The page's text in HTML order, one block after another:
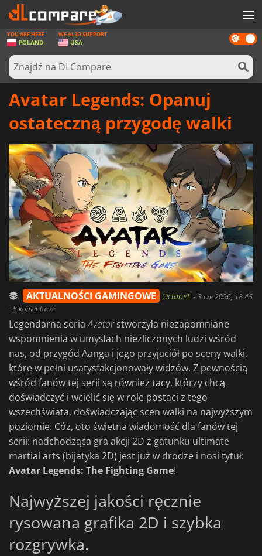
GRY
KARTY DO GIER
OPROGRAMOWANIE
AKTUALNOŚCI
ZALOGUJ SIĘ LUB ZAREJESTRUJ
Dark
mode
YOU ARE HERE
POLAND
WE ALSO SUPPORT
USA
Avatar Legends: Opanuj
ostateczną przygodę walki
AKTUALNOŚCI GAMINGOWE OctaneE-3 cze 2026, 18:45
- 5 komentarze
Legendarna seriaAvatarstworzyła niezapomniane
wspomnienia w umysłach niezliczonych ludzi wśród
nas, od przygód Aanga i jego przyjaciół po sceny walki,
które w pełni usatysfakcjonowały widzów. Z pewnością
wśród fanów tej serii są również tacy, którzy chcą
doświadczyć i wcielić się w role postaci z tego
wszechświata, doświadczając scen walki na najwyższym
poziomie. Cóż, oto świetna wiadomość dla fanów tej
serii: nadchodząca gra akcji 2D z gatunku ultimate
martial arts (bijatyka 2D) jest już w drodze i nosi tytuł:
Avatar Legends: The Fighting Game!
Najwyższej jakości ręcznie
rysowana grafika 2D i szybka
rozgrywka.